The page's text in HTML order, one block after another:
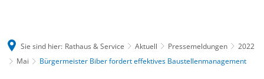
Sie sind hier: Rathaus & Service Aktuell Pressemeldungen
2022
Mai
Bürgermeister Biber fordert effektives Baustellenmanagement